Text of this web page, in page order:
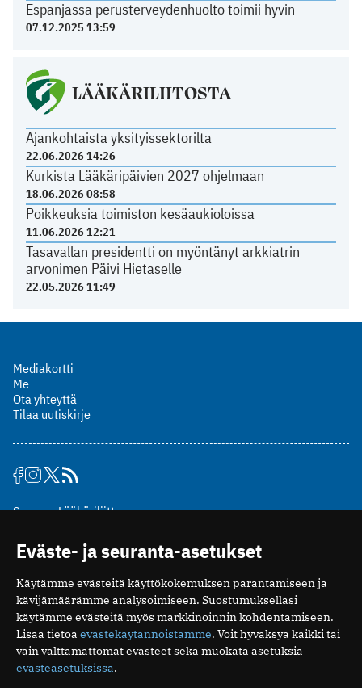
Espanjassa perusterveydenhuolto toimii hyvin
07.12.2025 13:59
LÄÄKÄRILIITOSTA
Ajankohtaista yksityissektorilta
22.06.2026 14:26
Kurkista Lääkäripäivien 2027 ohjelmaan
18.06.2026 08:58
Poikkeuksia toimiston kesäaukioloissa
11.06.2026 12:21
Tasavallan presidentti on myöntänyt arkkiatrin
arvonimen Päivi Hietaselle
22.05.2026 11:49
Mediakortti
Me
Ota yhteyttä
Tilaa uutiskirje
Suomen Lääkäriliitto
00510 Helsinki
puh. (09) 393 091
toimitus@potilaanlaakarilehti.fi
ISSN 2323-9476
Eväste- ja seuranta-asetukset
Käytämme evästeitä käyttökokemuksen parantamiseen ja
kävijämäärämme analysoimiseen. Suostumuksellasi
käytämme evästeitä myös markkinoinnin kohdentamiseen.
Lisää tietoa evästekäytännöistämme. Voit hyväksyä kaikki tai
vain välttämättömät evästeet sekä muokata asetuksia
evästeasetuksissa.